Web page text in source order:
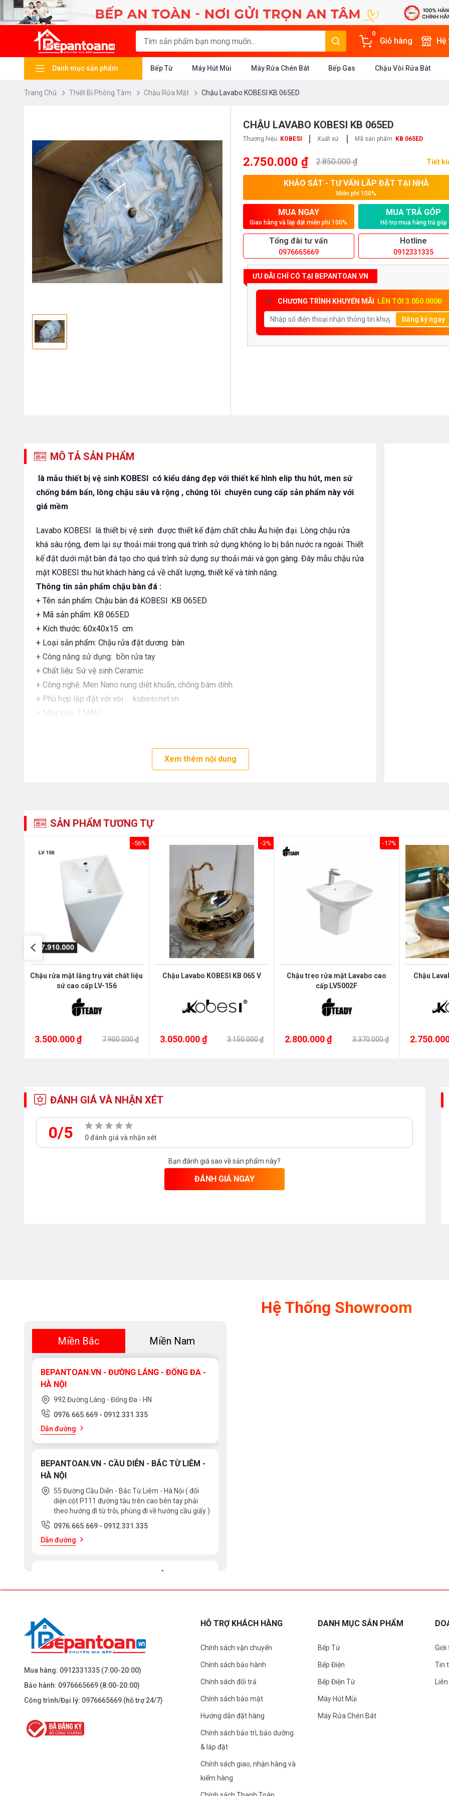
0
Giỏ hàng
Danh mục sản phẩm Bếp Từ Máy Hút Mùi Máy Rửa Chén Bát Bếp Gas Chậu Vòi Rửa Bát
Trang Chủ Thiết Bị Phòng Tắm Chậu Rửa Mặt Chậu Lavabo KOBESI KB 065ED
CHẬU LAVABO KOBESI KB 065ED
Thương hiệu KOBESI | Xuất xứ | Mã sản phẩm KB 065ED
2.750.000 ₫ 2.850.000 ₫ Tiết
KHẢO SÁT - TƯ VẤN LẮP ĐẶT TẠI NHÀ
Miễn phí 100%
MUA NGAY
Giao hàng và lắp đặt miễn phí 100%
MUA TRẢ GÓP
Hỗ trợ mua hàng trả góp
Tổng đài tư vấn
0976665669
Hotline
0912331335
ƯU ĐÃI CHỈ CÓ TẠI BEPANTOAN.VN
CHƯƠNG TRÌNH KHUYẾN MÃI LÊN TỚI 3.050.000Đ
Đăng ký ngay
MÔ TẢ SẢN PHẨM
là mẫu thiết bị vệ sinh KOBESI có kiểu dáng đẹp với thiết kế hình elip thu hút, men sứ
chống bám bẩn, lòng chậu sâu và rộng , chúng tôi chuyên cung cấp sản phẩm này với
giá mềm
Lavabo KOBESI là thiết bị vệ sinh được thiết kế đậm chất châu Âu hiện đại. Lòng chậu rửa
khá sâu rộng, đem lại sự thoải mái trong quá trình sử dụng không lo bị bắn nước ra ngoài. Thiết
kế đặt dưới mặt bàn đá tạo cho quá trình sử dụng sự thoải mái và gọn gàng. Đây mẫu chậu rửa
mặt KOBESI thu hút khách hàng cả về chất lượng, thiết kế và tính năng.
Thông tin sản phẩm chậu bàn đá :
+ Tên sản phẩm: Chậu bàn đá KOBESI :KB 065ED
+ Mã sản phẩm: KB 065ED
+ Kích thước: 60x40x15 cm
+ Loại sản phẩm: Chậu rửa đặt dương bàn
+ Công năng sử dụng: bồn rửa tay
+ Chất liệu: Sứ vệ sinh Ceramic
+ Công nghệ: Men Nano nung diệt khuẩn, chống bám dính.
+ Phù hợp lắp đặt với vòi : kobesi.net.vn
+ Màu sắc: 7 MÀU
Xem thêm nội dung
SẢN PHẨM TƯƠNG TỰ
-56%
Chậu rửa mặt lăng trụ vát chất liệu
sứ cao cấp LV-156
3.500.000 ₫ 7.900.000 ₫
-3%
Chậu Lavabo KOBESI KB 065 V
3.050.000 ₫ 3.150.000 ₫
-17%
Chậu treo rửa mặt Lavabo cao
cấp LV5002F
2.800.000 ₫ 3.370.000 ₫
Chậu
ĐÁNH GIÁ VÀ NHẬN XÉT
0/5 0 đánh giá và nhận xét
Bạn đánh giá sao về sản phẩm này?
ĐÁNH GIÁ NGAY
Hệ Thống Showroom
Miền Bắc Miền Nam
BEPANTOAN.VN - ĐƯỜNG LÁNG - ĐỐNG ĐA -
HÀ NỘI
992 Đường Láng - Đống Đa - HN
0976.665.669 - 0912.331.335
Dẫn đường
BEPANTOAN.VN - CẦU DIỄN - BẮC TỪ LIÊM -
HÀ NỘI
55 Đường Cầu Diễn - Bắc Từ Liêm - Hà Nội ( đối
diện cột P111 đường tàu trên cao bên tay phải
theo hướng đi từ trôi, phùng đi về hướng cầu giấy )
0976.665.669 - 0912.331.335
Dẫn đường
BEPANTOAN.VN - ĐẠI LA - HAI BÀ TRƯNG -
Dẫn đường
BEPANTOAN.VN - NGUYỄN TRÃI - THANH
Dẫn đường
Mua hàng: 0912331335 (7:00-20:00)
Bảo hành: 0976665669 (8:00-20:00)
Công trình/Đại lý: 0976665669 (hỗ trợ 24/7)
HỖ TRỢ KHÁCH HÀNG
Chính sách vận chuyển
Chính sách bảo hành
Chính sách đổi trả
Chính sách bảo mật
Hướng dẫn đặt hàng
Chính sách bảo trì, bảo dưỡng
& lắp đặt
Chính sách giao, nhận hàng và
kiểm hàng
DANH MỤC SẢN PHẨM
Bếp Từ
Bếp Điện
Bếp Điện Từ
Máy Hút Mùi
Máy Rửa Chén Bát
Giới
Tin